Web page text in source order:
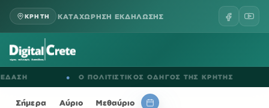
ΚΡΗΤΗ ΚΑΤΑΧΩΡΗΣΗ ΕΚΔΗΛΩΣΗΣ
Ο ΠΟΛΙΤΙΣΤΙΚΟΣ ΟΔΗΓΟΣ ΤΗΣ ΚΡΗΤΗΣ
Σήμερα Αύριο Μεθαύριο